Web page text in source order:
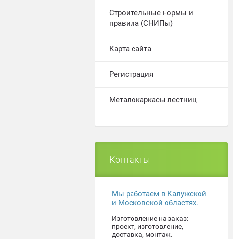
Строительные нормы и
правила (СНИПы)
Карта сайта
Регистрация
Металокаркасы лестниц
Контакты
Мы работаем в Калужской
и Московской областях.
Изготовление на заказ:
проект, изготовление,
доставка, монтаж.